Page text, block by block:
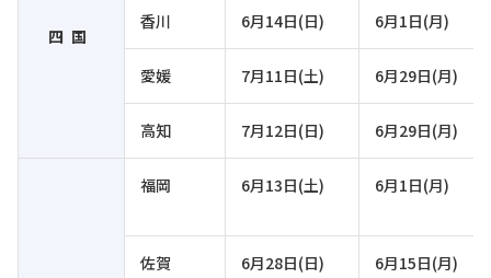
四国
香川 6月14日(日) 6月1日(月)
愛媛 7月11日(土) 6月29日(月)
高知 7月12日(日) 6月29日(月)
福岡 6月13日(土) 6月1日(月)
佐賀 6月28日(日) 6月15日(月)